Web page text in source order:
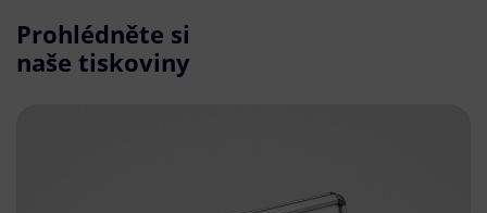
Prohlédněte si
naše tiskoviny